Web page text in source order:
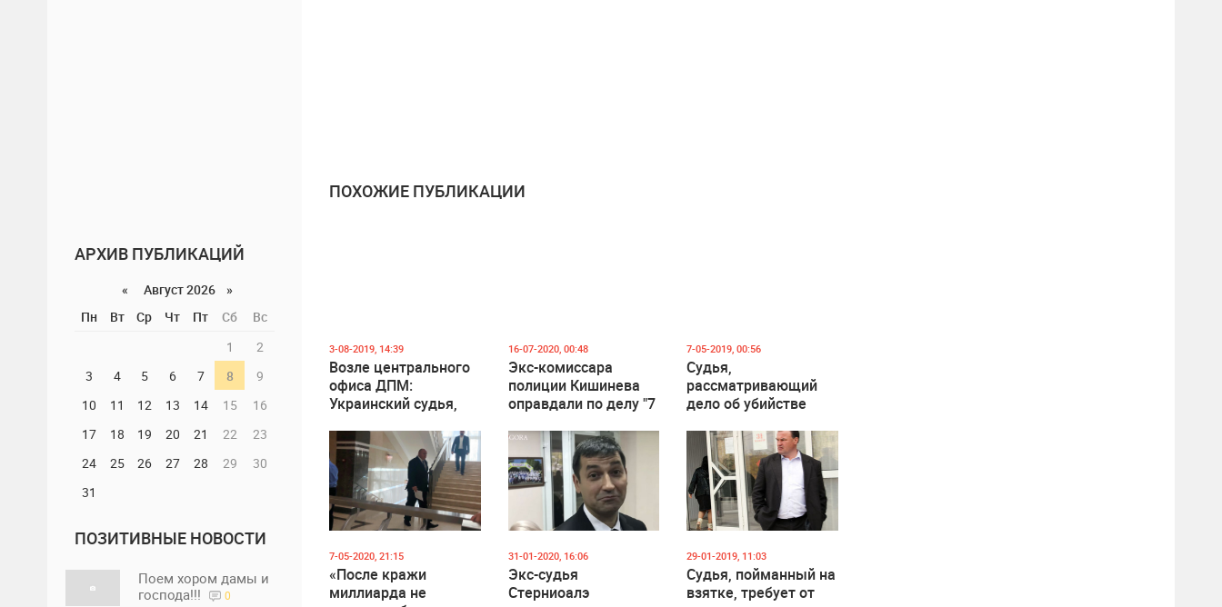
АРХИВ ПУБЛИКАЦИЙ
«
Август 2026 »
Пн
Вт Ср Чт Пт Сб
Вс
1
2
3
4 5 6 7 8
9
10
11 12 13 14 15
16
17
18 19 20 21 22
23
24
25 26 27 28 29
30
31
ПОЗИТИВНЫЕ НОВОСТИ
Поем хором дамы и
господа!!!
0
ПОХОЖИЕ ПУБЛИКАЦИИ
3-08-2019, 14:39
Возле центрального
офиса ДПМ:
Украинский судья,
Интерполом в
международный
розыск по
обвинению во
взяточничестве,
свободно
разгуливает в
Кишиневе
16-07-2020, 00:48
Экс-комиссара
полиции Кишинева
оправдали по делу "7
7-05-2019, 00:56
Судья,
рассматривающий
дело об убийстве
самоотвод
7-05-2020, 21:15
«После кражи
миллиарда не
31-01-2020, 16:06
Экс-судья
Стерниоалэ
29-01-2019, 11:03
Судья, пойманный на
взятке, требует от